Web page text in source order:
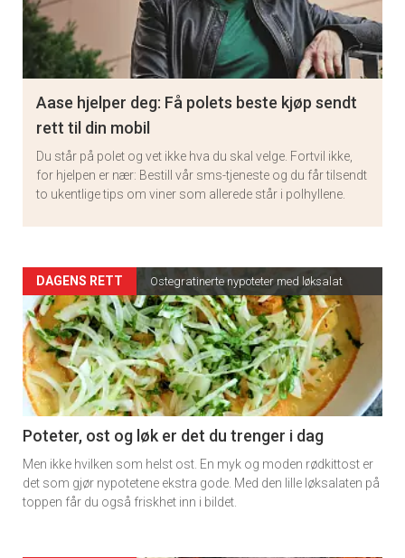
Aase hjelper deg: Få polets beste kjøp sendt
rett til din mobil
Du står på polet og vet ikke hva du skal velge. Fortvil ikke,
for hjelpen er nær: Bestill vår sms-tjeneste og du får tilsendt
to ukentlige tips om viner som allerede står i polhyllene.
Artikler
detail
-
section
11
DAGENS RETT Ostegratinerte nypoteter med løksalat
Poteter, ost og løk er det du trenger i dag
Men ikke hvilken som helst ost. En myk og moden rødkittost er
det som gjør nypotetene ekstra gode. Med den lille løksalaten på
toppen får du også friskhet inn i bildet.